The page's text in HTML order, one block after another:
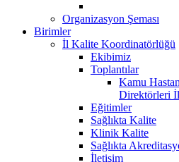
Organizasyon Şeması
Birimler
İl Kalite Koordinatörlüğü
Ekibimiz
Toplantılar
Kamu
Direktörleri
Eğitimler
Sağlıkta Kalite
Klinik Kalite
Sağlıkta
İletişim